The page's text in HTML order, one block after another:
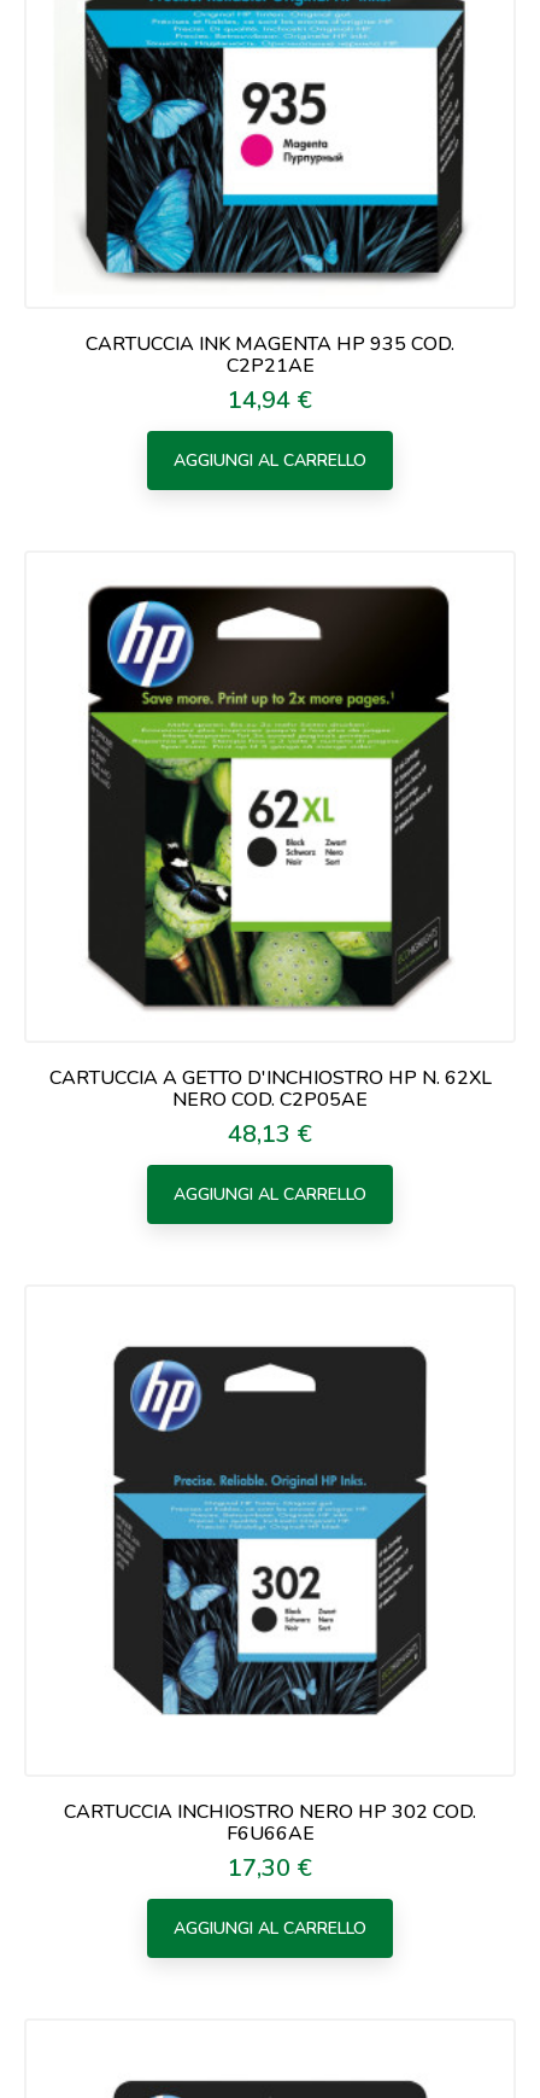
CARTUCCIA INK MAGENTA HP 935 COD.
C2P21AE
Prezzo
14,94 €
AGGIUNGI AL CARRELLO
CARTUCCIA A GETTO D'INCHIOSTRO HP N. 62XL
NERO COD. C2P05AE
Prezzo
48,13 €
AGGIUNGI AL CARRELLO
CARTUCCIA INCHIOSTRO NERO HP 302 COD.
F6U66AE
Prezzo
17,30 €
AGGIUNGI AL CARRELLO